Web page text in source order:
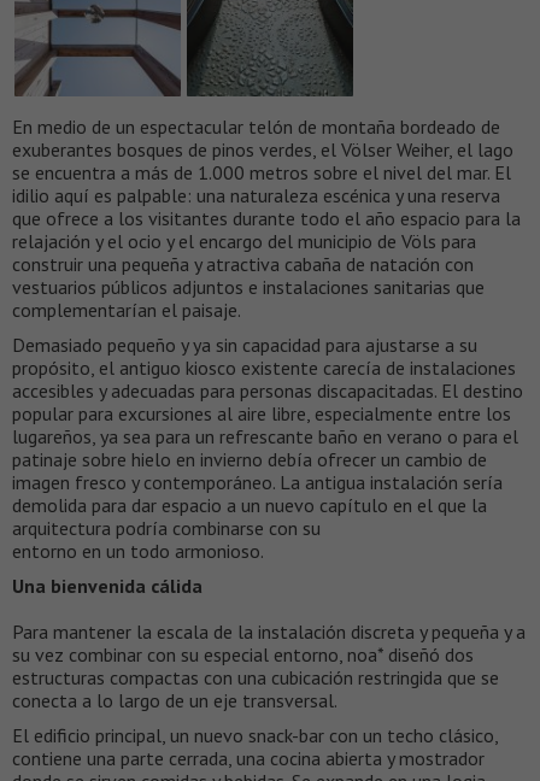
En medio de un espectacular telón de montaña bordeado de
exuberantes bosques de pinos verdes, el Völser Weiher, el lago
se encuentra a más de 1.000 metros sobre el nivel del mar. El
idilio aquí es palpable: una naturaleza escénica y una reserva
que ofrece a los visitantes durante todo el año espacio para la
relajación y el ocio y el encargo del municipio de Völs para
construir una pequeña y atractiva cabaña de natación con
vestuarios públicos adjuntos e instalaciones sanitarias que
complementarían el paisaje.
Demasiado pequeño y ya sin capacidad para ajustarse a su
propósito, el antiguo kiosco existente carecía de instalaciones
accesibles y adecuadas para personas discapacitadas. El destino
popular para excursiones al aire libre, especialmente entre los
lugareños, ya sea para un refrescante baño en verano o para el
patinaje sobre hielo en invierno debía ofrecer un cambio de
imagen fresco y contemporáneo. La antigua instalación sería
demolida para dar espacio a un nuevo capítulo en el que la
arquitectura podría combinarse con su
entorno en un todo armonioso.
Una bienvenida cálida
Para mantener la escala de la instalación discreta y pequeña y a
su vez combinar con su especial entorno, noa* diseñó dos
estructuras compactas con una cubicación restringida que se
conecta a lo largo de un eje transversal.
El edificio principal, un nuevo snack-bar con un techo clásico,
contiene una parte cerrada, una cocina abierta y mostrador